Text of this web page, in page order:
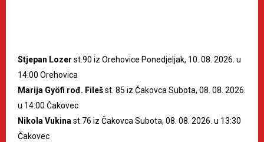
Stjepan Lozer st.90 iz Orehovice Ponedjeljak, 10. 08. 2026. u
14:00 Orehovica
Marija Gyöfi rođ. Filešst. 85 iz Čakovca Subota, 08. 08. 2026.
u 14:00 Čakovec
Nikola Vukinast.76 iz Čakovca Subota, 08. 08. 2026. u 13:30
Čakovec